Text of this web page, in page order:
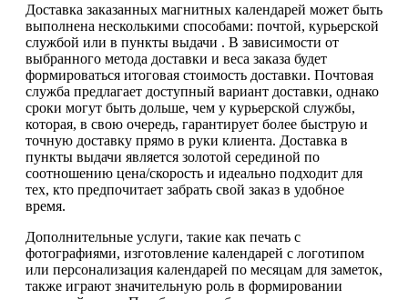
Доставка заказанных магнитных календарей может быть
выполнена несколькими способами: почтой, курьерской
службой или в пункты выдачи . В зависимости от
выбранного метода доставки и веса заказа будет
формироваться итоговая стоимость доставки. Почтовая
служба предлагает доступный вариант доставки, однако
сроки могут быть дольше, чем у курьерской службы,
которая, в свою очередь, гарантирует более быструю и
точную доставку прямо в руки клиента. Доставка в
пункты выдачи является золотой серединой по
соотношению цена/скорость и идеально подходит для
тех, кто предпочитает забрать свой заказ в удобное
время.
Дополнительные услуги, такие как печать с
фотографиями, изготовление календарей с логотипом
или персонализация календарей по месяцам для заметок,
также играют значительную роль в формировании